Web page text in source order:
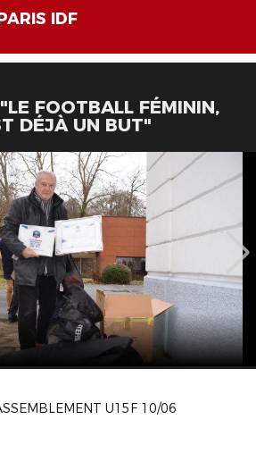
IDF
FOOTBALL FÉMININ,
DÉJÀ UN BUT"
U15F 10/06